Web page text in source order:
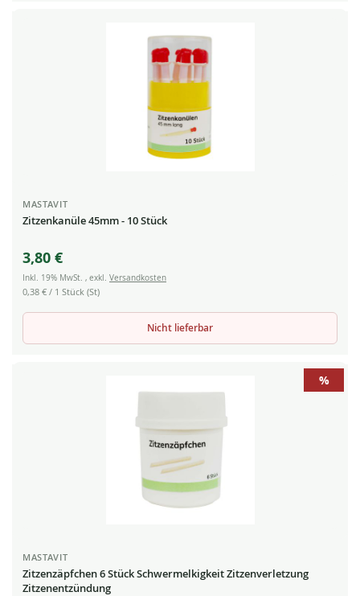
MASTAVIT
Zitzenkanüle 45mm - 10 Stück
3,80 €
Inkl. 19% MwSt. , exkl. Versandkosten
0,38 € / 1 Stück (St)
Nicht lieferbar
%
MASTAVIT
Zitzenzäpfchen 6 Stück Schwermelkigkeit Zitzenverletzung
Zitzenentzündung